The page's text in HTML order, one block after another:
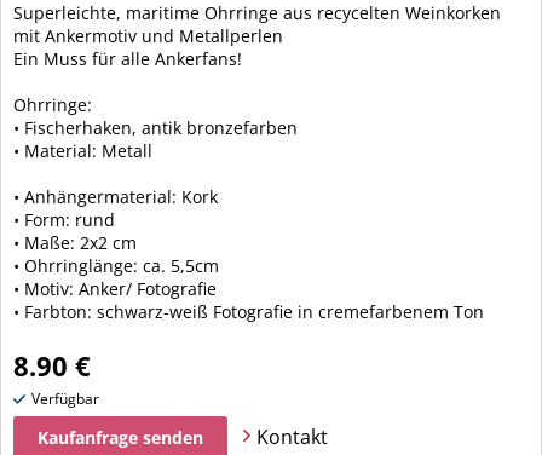
Superleichte, maritime Ohrringe aus recycelten Weinkorken
mit Ankermotiv und Metallperlen
Ein Muss für alle Ankerfans!
Ohrringe:
• Fischerhaken, antik bronzefarben
• Material: Metall
• Anhängermaterial: Kork
• Form: rund
• Maße: 2x2 cm
• Ohrringlänge: ca. 5,5cm
• Motiv: Anker/ Fotografie
• Farbton: schwarz-weiß Fotografie in cremefarbenem Ton
8.90 €
Verfügbar
Kaufanfrage senden Kontakt